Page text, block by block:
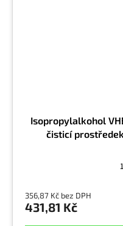
Isopropylalkohol
čisticí
356,87 Kč bez DPH
431,81 Kč